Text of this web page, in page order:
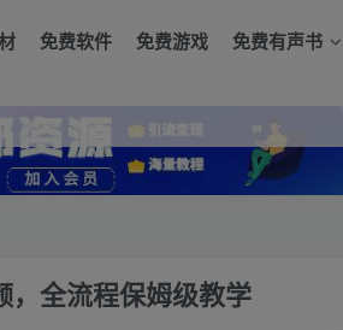
免费软件 免费游戏 免费有声书
，全流程保姆级教学